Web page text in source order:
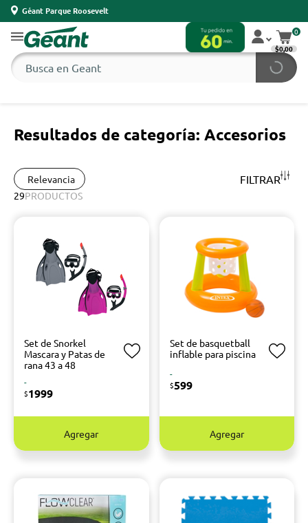
Géant Parque Roosevelt
0
$0,00
Resultados de categoría: Accesorios
Relevancia FILTRAR
29PRODUCTOS
Set de Snorkel
Mascara y Patas de
rana 43 a 48
-
$1999
Agregar
Set de basquetball
inflable para piscina
-
$599
Agregar